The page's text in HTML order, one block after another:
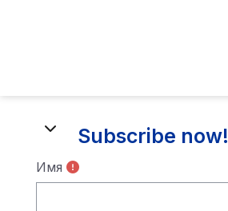
SUBSCRIBE NOW!
Subscribe now!
Имя